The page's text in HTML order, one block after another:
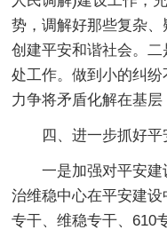
势，调解好那些复杂、
创建平安和谐社会。
处工作。做到小的纠纷
力争将矛盾化解在基层
四、进一步抓好
一是加强对平安
治维稳中心在平安建
专干、维稳专干、610